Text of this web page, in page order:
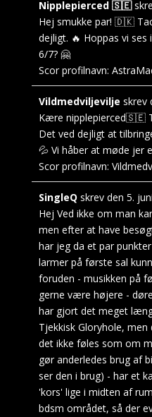
Nipplepierced 🇸🇪
Hej smukke par! 🇩🇰
dejligt. 🔥 Hoppas vi ses
6/7? 🤗
Scor profilnavn:
Vildmedviljevilje skrev
Kære nipplepierced🇸🇪
Det ved dejligt at
💦 Vi håber at møde jer
Scor profilnavn:
SingleQ skrev den 5.
Hej Ved ikke om man
men efter at have
har jeg da et par
larmer på første sal
foruden - musikken på
gerne være højere -
har gjort det meget
Tjekkisk Gloryhole,
det ikke føles som om
gør anderledes brug af
ser den i brug) - har et
'kors' lige i midten af
bdsm området, så der